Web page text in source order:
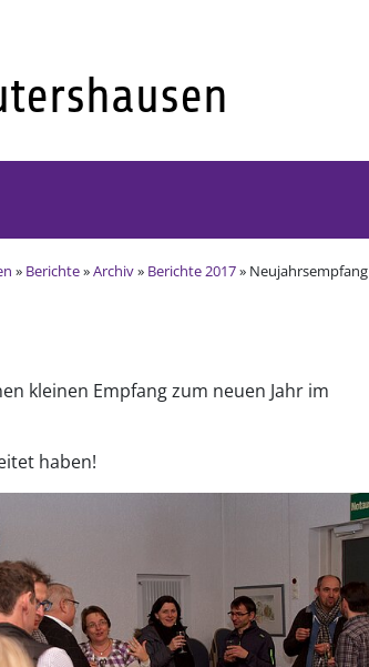
» Berichte»Archiv» Berichte 2017» Neujahrsempfang
kleinen Empfang zum neuen Jahr im
haben!